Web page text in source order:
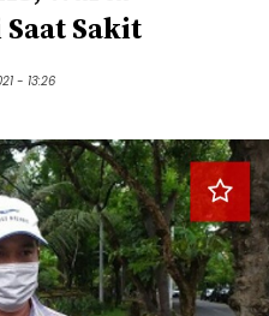
Sakit
- 13:26